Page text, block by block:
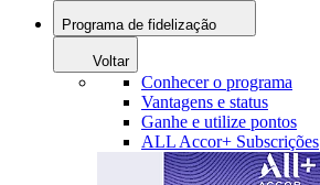
Programa de fidelização
Voltar
Conhecer o programa
Vantagens e status
Ganhe e utilize pontos
ALL Accor+ Subscrições